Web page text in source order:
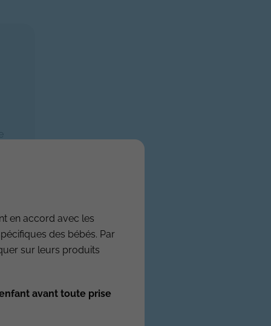
en accord avec les
des bébés. Par
sur leurs produits
avant toute prise